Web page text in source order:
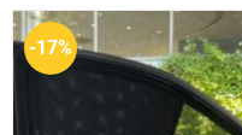
-17%